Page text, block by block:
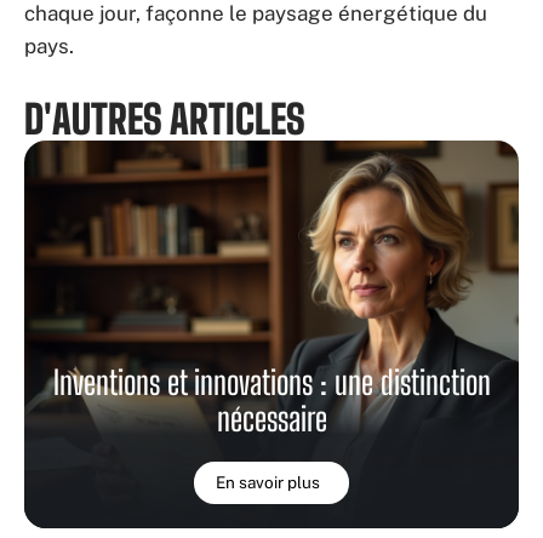
chaque jour, façonne le paysage énergétique du
pays.
D'AUTRES ARTICLES
Inventions et innovations : une distinction
nécessaire
En savoir plus